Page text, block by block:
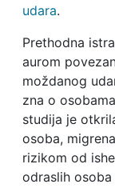
udara.
Prethodna
aurom
moždanog
zna o
studija je
osoba,
rizikom od
odraslih